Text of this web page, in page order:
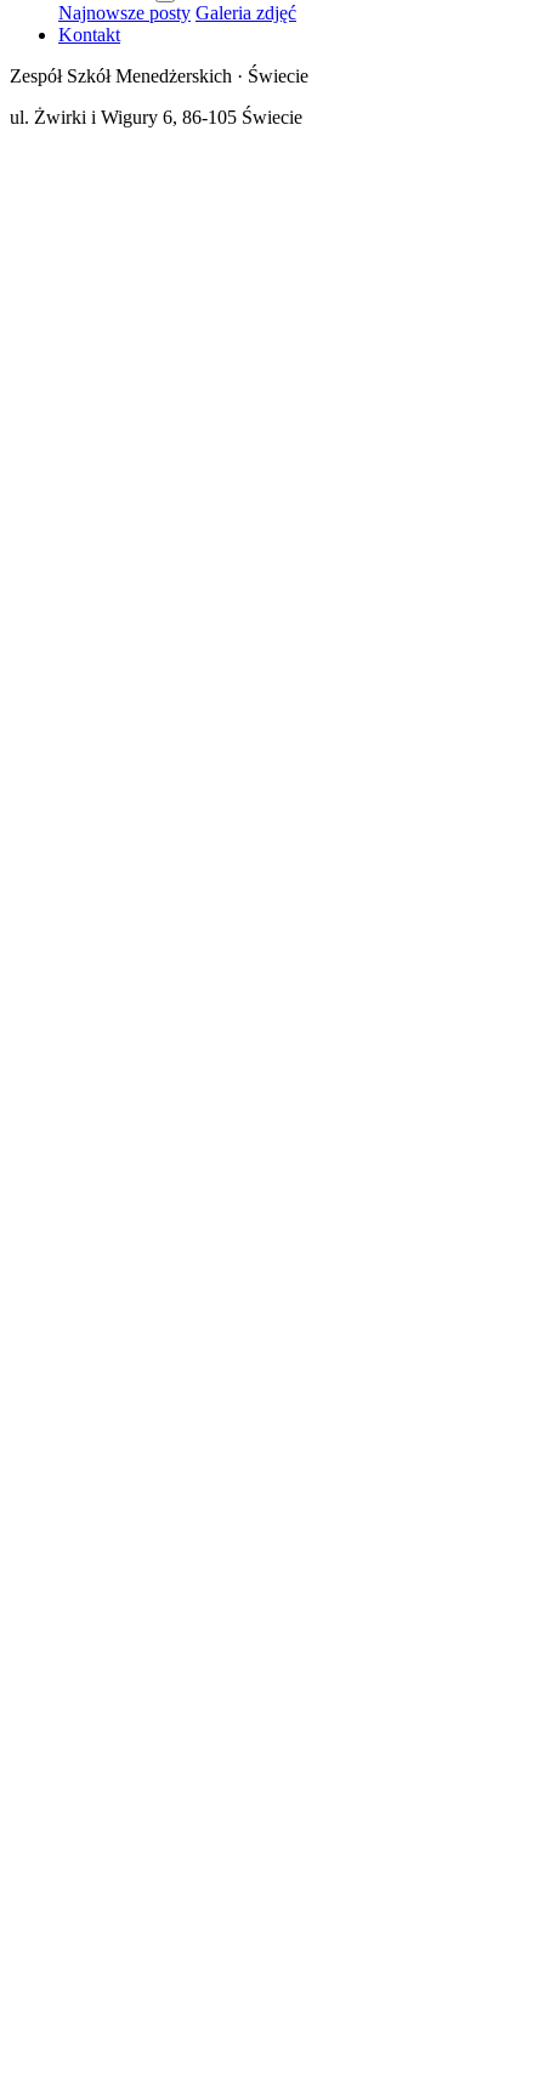
Najnowsze posty Galeria zdjęć
Kontakt
Zespół Szkół Menedżerskich · Świecie
ul. Żwirki i Wigury 6, 86-105 Świecie